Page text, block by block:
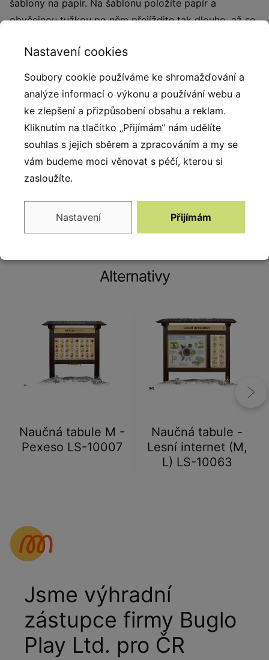
šablony na papír. Na šablonu položíte papír a
obyčejnou tužkou po něm přejíždite tak dlouho, až se
materiál k zabetonování (ocelová kotva L, spojovací
materiál, počet dle potřeb stojanu). Vyrobeno z
masivního smrkového KVH hranolu a voděodolné
překližky. Barvu nátěru konstrukce prvku si můžete
zvolit dle vzorníku který na přání zasíláme v
elektronické podobě. Autorem kreseb jsou čeští
ilustrátoři, obrázky jsou chráněny autorskými právy.
Výrobek je zapsán v rejstříku chráněných
ekologicky certifikovaného dřeva PEFC.
Alternativy
Naučná tabule M -
Pexeso LS-10007
Naučná tabule -
Lesní internet (M,
L) LS-10063
Jsme výhradní
zástupce firmy Buglo
Play Ltd. pro ČR
Nastavení cookies
Soubory cookie používáme ke shromažďování a
analýze informací o výkonu a používání webu a
ke zlepšení a přizpůsobení obsahu a reklam.
Kliknutím na tlačítko „Přijímám“ nám udělíte
souhlas s jejich sběrem a zpracováním a my se
vám budeme moci věnovat s péčí, kterou si
zasloužíte.
Nastavení Přijímám